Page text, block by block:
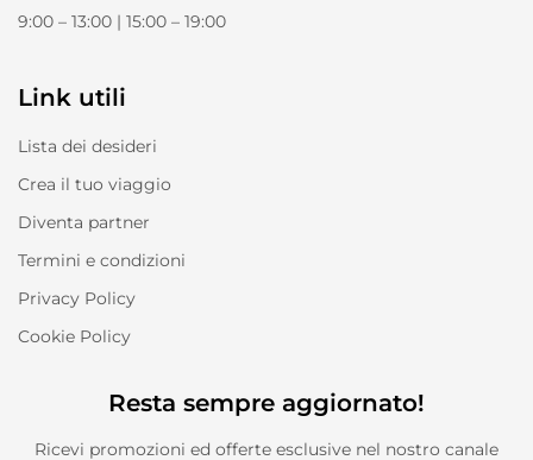
9:00 – 13:00 | 15:00 – 19:00
Link utili
Lista dei desideri
Crea il tuo viaggio
Diventa partner
Termini e condizioni
Privacy Policy
Cookie Policy
Resta sempre aggiornato!
Ricevi promozioni ed offerte esclusive nel nostro canale